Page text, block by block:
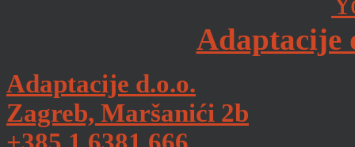
Adaptacije
Adaptacije d.o.o.
Zagreb, Maršanići 2b